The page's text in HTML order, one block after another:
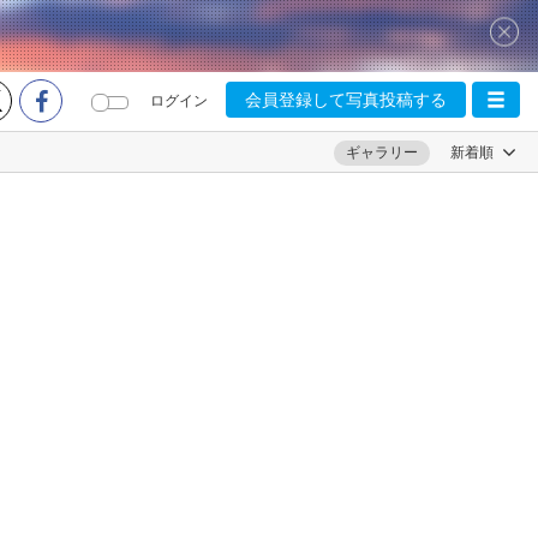
ログイン 会員登録して写真投稿する
ギャラリー 新着順